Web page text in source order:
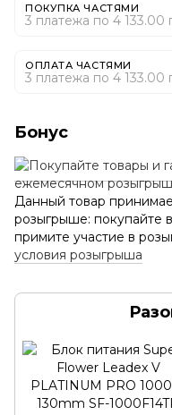
ПОКУПКА ЧАСТЯМИ
3 платежа по 4 133.00
ОПЛАТА ЧАСТЯМИ
3 платежа по 4 133.00
Бонус
Данный товар
розыгрыше: покупайте
примите участие в
условия розыгрыша